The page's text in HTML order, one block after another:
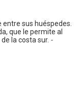
sus huéspedes.
que le permite al
la costa sur. -